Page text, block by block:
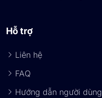
Hỗ trợ
Liên hệ
FAQ
Hướng dẫn người dùng